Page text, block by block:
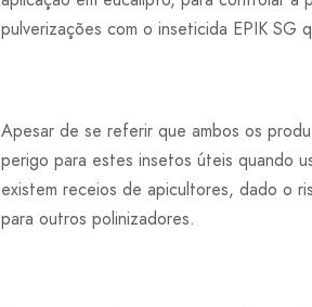
pulverizações com o inseticida EPIK SG
Apesar de se referir que ambos os
perigo para estes insetos úteis quando
existem receios de apicultores, dado o
para outros polinizadores.